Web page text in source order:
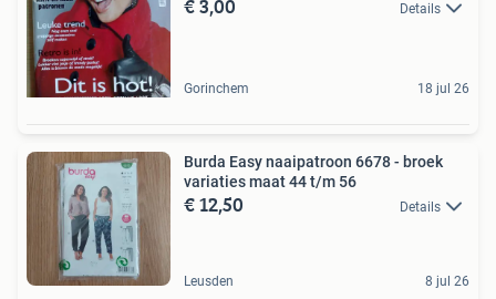
€ 3,00 Details
Gorinchem 18 jul 26
Burda Easy naaipatroon 6678 - broek
variaties maat 44 t/m 56
€ 12,50 Details
Leusden 8 jul 26